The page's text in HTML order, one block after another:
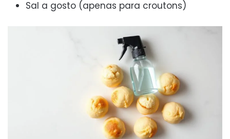
Sal a gosto (apenas para croutons)